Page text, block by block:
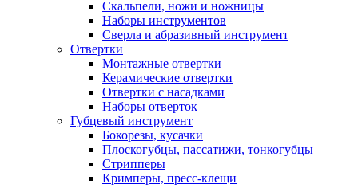
Скальпели, ножи и ножницы
Наборы инструментов
Сверла и абразивный инструмент
Отвертки
Монтажные отвертки
Керамические отвертки
Отвертки с насадками
Наборы отверток
Губцевый инструмент
Бокорезы, кусачки
Плоскогубцы, пассатижи, тонкогубцы
Стрипперы
Кримперы, пресс-клещи